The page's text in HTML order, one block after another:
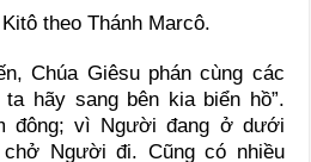
theo Thánh Marcô.
Chúa Giêsu phán cùng các
ta hãy sang bên kia biển hồ”.
đông; vì Người đang ở dưới
Người đi. Cũng có nhiều